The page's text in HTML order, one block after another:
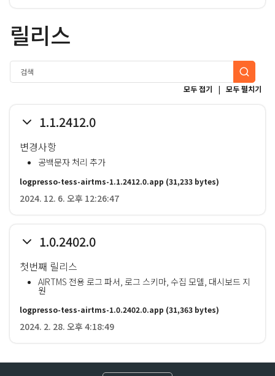
릴리스
모두 접기 | 모두 펼치기
1.1.2412.0
변경사항
공백문자 처리 추가
logpresso-tess-airtms-1.1.2412.0.app (31,233 bytes)
2024. 12. 6. 오후 12:26:47
1.0.2402.0
첫번째 릴리스
AIRTMS 전용 로그 파서, 로그 스키마, 수집 모델, 대시보드 지
원
logpresso-tess-airtms-1.0.2402.0.app (31,363 bytes)
2024. 2. 28. 오후 4:18:49